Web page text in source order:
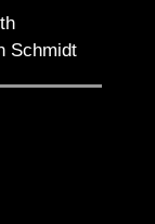
Schmidt